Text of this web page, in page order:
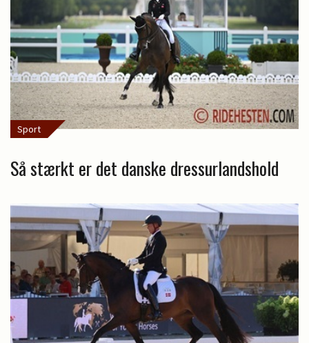
Sport
Så stærkt er det danske dressurlandshold